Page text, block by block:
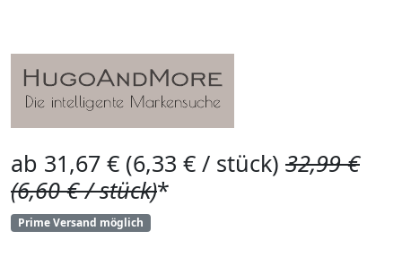
ab 31,67 € (6,33 € / stück) 32,99 €
(6,60 € / stück)*
Prime Versand möglich